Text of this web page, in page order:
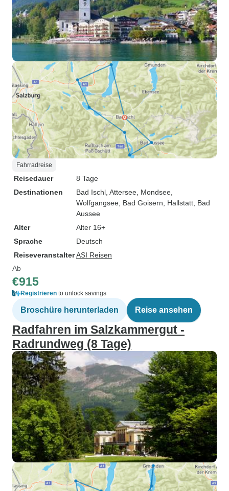
Fahrradreise
Reisedauer
8 Tage
Destinationen
Bad Ischl , Attersee , Mondsee
Wolfgangsee , Bad Goisern , Hallstatt , Bad
Aussee
Alter
Alter 16+
Sprache
Deutsch
ReiseveranstalterASI Reisen
Ab
€915
Registrieren to unlock savings
Broschüre herunterladen Reise ansehen
Radfahren im Salzkammergut -
Radrundweg (8 Tage)